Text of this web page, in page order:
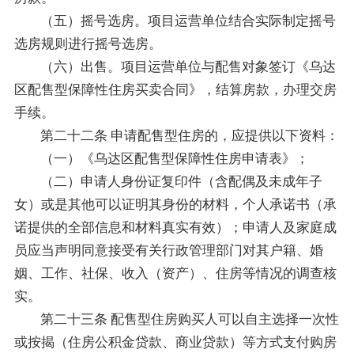
（五）摇号选房。项目运营单位结合实际制定摇号
选房规则进行摇号选房。
（六）出售。项目运营单位与配售对象签订《乌达
区配售型保障性住房买卖合同》，结算房款，办理交房
手续。
第二十二条 申请配售型住房的，应提供以下资料：
（一）《乌达区配售型保障性住房申请表》；
（二）申请人身份证复印件（含配偶及未成年子
女）或是其他可以证明其身份的材料，个人承诺书（承
诺提供的全部信息和材料真实有效）；申请人及家庭成
员应当声明同意接受有关行政管理部门对其户籍、婚
姻、工作、社保、收入（资产）、住房等情况的调查核
实。
第二十三条 配售型住房购买人可以自主选择一次性
或按揭（住房公积金贷款、商业贷款）等方式支付购房